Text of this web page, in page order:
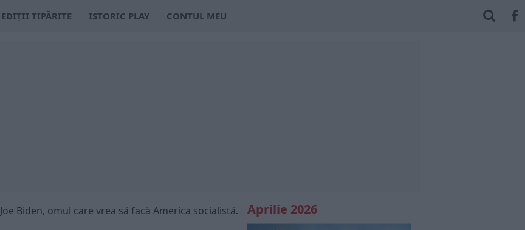
EDIȚII TIPĂRITE ISTORIC PLAY CONTUL MEU
Joe Biden, omul care vrea să facă America socialistă.
Aprilie 2026